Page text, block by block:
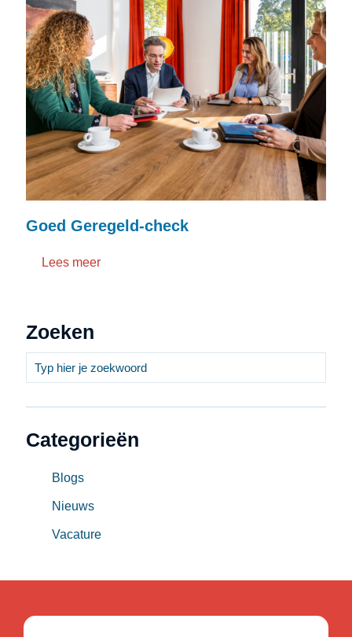
Goed Geregeld-check
Lees meer
Zoeken
Categorieën
Blogs
Nieuws
Vacature